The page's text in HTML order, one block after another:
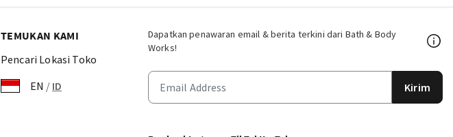
Dapatkan penawaran email & berita terkini dari Bath & Body
Works!
Kirim
TEMUKAN KAMI
Pencari Lokasi Toko
EN / ID